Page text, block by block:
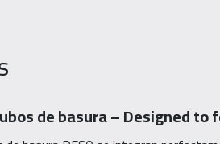
de basura – Designed to